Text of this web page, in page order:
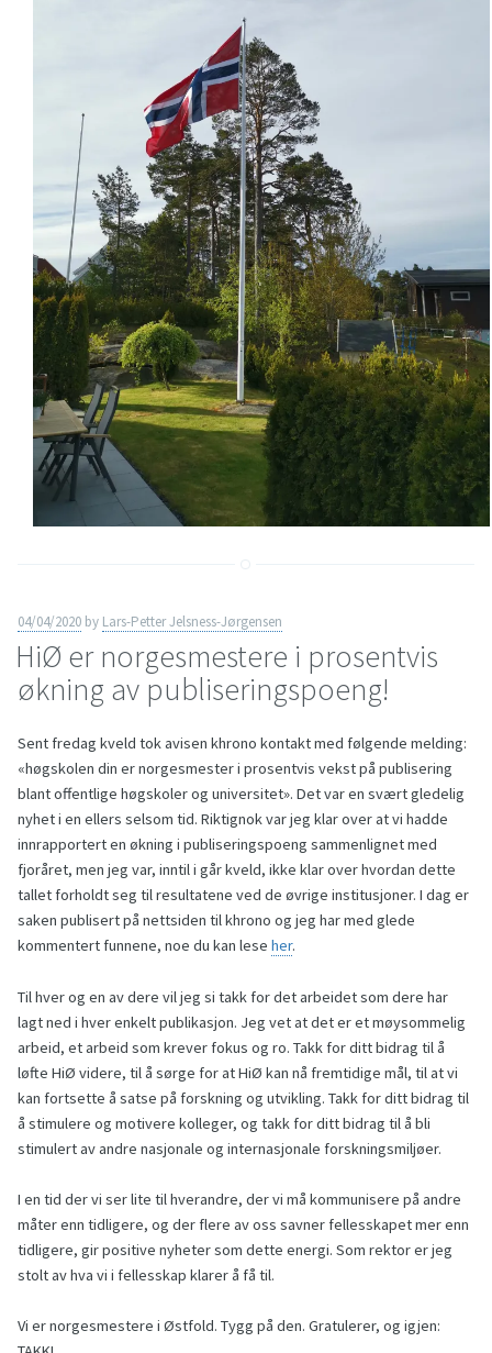
04/04/2020 by Lars-Petter Jelsness-Jørgensen
HiØ er norgesmestere i prosentvis
økning av publiseringspoeng!
Sent fredag kveld tok avisen khrono kontakt med følgende melding:
«høgskolen din er norgesmester i prosentvis vekst på publisering
blant offentlige høgskoler og universitet». Det var en svært gledelig
nyhet i en ellers selsom tid. Riktignok var jeg klar over at vi hadde
innrapportert en økning i publiseringspoeng sammenlignet med
fjoråret, men jeg var, inntil i går kveld, ikke klar over hvordan dette
tallet forholdt seg til resultatene ved de øvrige institusjoner. I dag er
saken publisert på nettsiden til khrono og jeg har med glede
kommentert funnene, noe du kan lese her.
Til hver og en av dere vil jeg si takk for det arbeidet som dere har
lagt ned i hver enkelt publikasjon. Jeg vet at det er et møysommelig
arbeid, et arbeid som krever fokus og ro. Takk for ditt bidrag til å
løfte HiØ videre, til å sørge for at HiØ kan nå fremtidige mål, til at vi
kan fortsette å satse på forskning og utvikling. Takk for ditt bidrag til
å stimulere og motivere kolleger, og takk for ditt bidrag til å bli
stimulert av andre nasjonale og internasjonale forskningsmiljøer.
I en tid der vi ser lite til hverandre, der vi må kommunisere på andre
måter enn tidligere, og der flere av oss savner fellesskapet mer enn
tidligere, gir positive nyheter som dette energi. Som rektor er jeg
stolt av hva vi i fellesskap klarer å få til.
Vi er norgesmestere i Østfold. Tygg på den. Gratulerer, og igjen: